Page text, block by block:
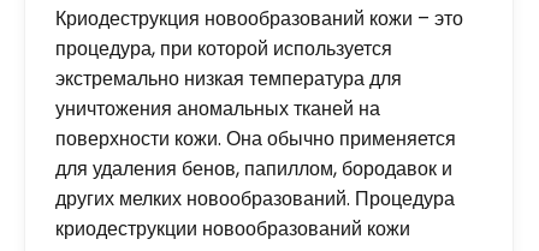
Криодеструкция новообразований кожи – это
процедура, при которой используется
экстремально низкая температура для
уничтожения аномальных тканей на
поверхности кожи. Она обычно применяется
для удаления бенов, папиллом, бородавок и
других мелких новообразований. Процедура
криодеструкции новообразований кожи